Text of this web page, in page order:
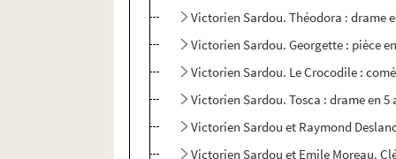
Victorien Sardou. Théodora : drame
Victorien Sardou. Georgette : pièce
Victorien Sardou. Le Crocodile :
Victorien Sardou. Tosca : drame en 5
Victorien Sardou et Raymond
Victorien Sardou et Emile Moreau.